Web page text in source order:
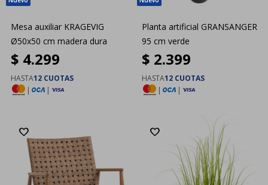
Mesa auxiliar KRAGEVIG
Ø50x50 cm madera dura
$ 4.299
HASTA12 CUOTAS
|
|
Planta artificial GRANSANGER
95 cm verde
$ 2.399
HASTA12 CUOTAS
|
|